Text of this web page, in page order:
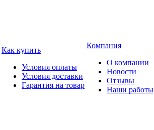
Как купить
Условия оплаты
Условия доставки
Гарантия на товар
Компания
О компании
Новости
Отзывы
Наши работы